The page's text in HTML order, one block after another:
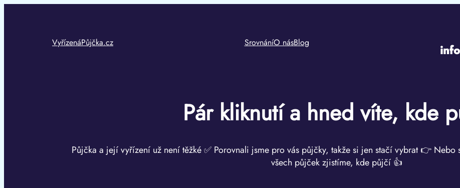
VyřízenáPůjčka.cz
SrovnáníO násBlog
Pár kliknutí a hned víte, kde
Půjčka a její vyřízení už není těžké ✅ Porovnali jsme pro vás půjčky, takže si jen stačí vybrat 👉
všech půjček zjistíme, kde půjčí 👍